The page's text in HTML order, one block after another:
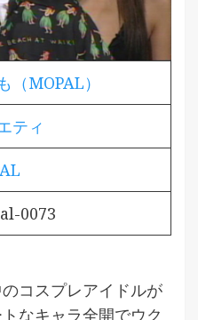
（MOPAL）
ティ
0073
コスプレアイドルが
なキャラ全開でウク